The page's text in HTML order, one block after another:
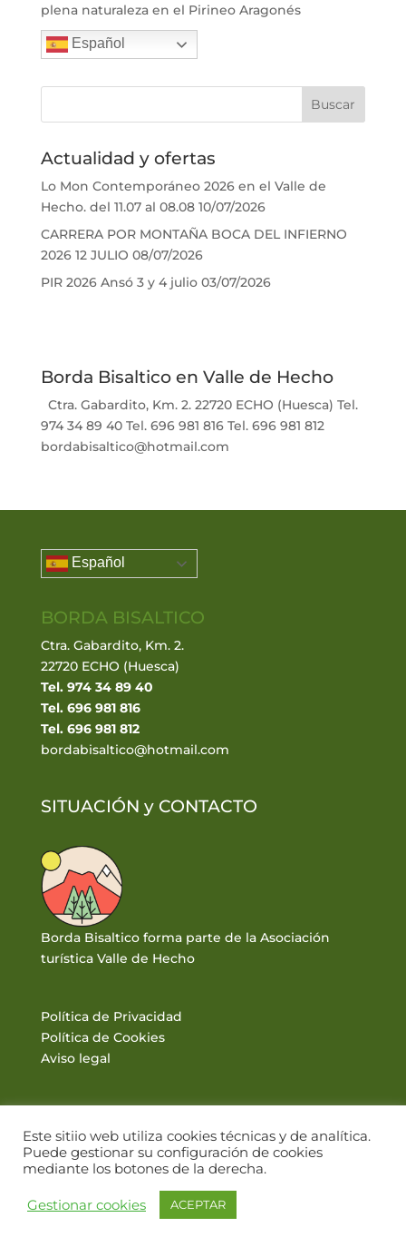
plena naturaleza en el Pirineo Aragonés
Español
Actualidad y ofertas
Lo Mon Contemporáneo 2026 en el Valle de
Hecho. del 11.07 al 08.08 10/07/2026
CARRERA POR MONTAÑA BOCA DEL INFIERNO
2026 12 JULIO 08/07/2026
PIR 2026 Ansó 3 y 4 julio 03/07/2026
Borda Bisaltico en Valle de Hecho
Ctra. Gabardito, Km. 2. 22720 ECHO (Huesca) Tel.
974 34 89 40 Tel. 696 981 816 Tel. 696 981 812
bordabisaltico@hotmail.com
Español
BORDA BISALTICO
Ctra. Gabardito, Km. 2.
22720 ECHO (Huesca)
Tel. 974 34 89 40
Tel. 696 981 816
Tel. 696 981 812
bordabisaltico@hotmail.com
SITUACIÓN y CONTACTO
Borda Bisaltico forma parte de la Asociación
turística Valle de Hecho
Política de Privacidad
Política de Cookies
Aviso legal
© BORDA BISALTICO 2017. VALLE DE HECHO · PIRINEOS |
DISEÑO WEB: WWW.PIRINEUM.ES
Este sitiio web utiliza cookies técnicas y de analítica.
Puede gestionar su configuración de cookies
mediante los botones de la derecha.
Gestionar cookies ACEPTAR